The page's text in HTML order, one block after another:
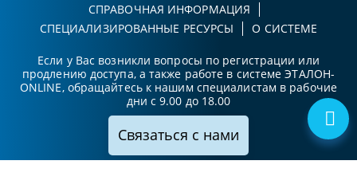
СПРАВОЧНАЯ ИНФОРМАЦИЯ
СПЕЦИАЛИЗИРОВАННЫЕ РЕСУРСЫ
О СИСТЕМЕ
Если у Вас возникли вопросы по регистрации или
продлению доступа, а также работе в системе ЭТАЛОН-
ONLINE, обращайтесь к нашим специалистам в рабочие
дни с 9.00 до 18.00
Связаться с нами